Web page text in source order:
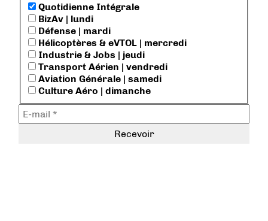
Quotidienne Intégrale
BizAv | lundi
Défense | mardi
Hélicoptères & eVTOL | mercredi
Industrie & Jobs | jeudi
Transport Aérien | vendredi
Aviation Générale | samedi
Culture Aéro | dimanche